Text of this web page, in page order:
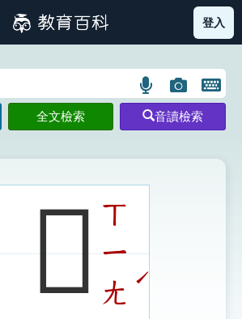
筆畫索引圖示 部首索引表圖示
登入
語
言
搜
示
圖
片
搜
開
鍵
圖
全文檢索 音讀檢索
𤭬ㄒ
ㄧ
ㄤ
ˊ